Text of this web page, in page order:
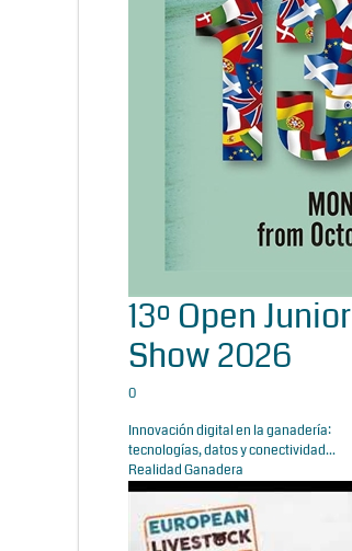
13º Open Junior
Show 2026
0
Innovación digital en la ganadería:
tecnologías, datos y conectividad...
Realidad Ganadera